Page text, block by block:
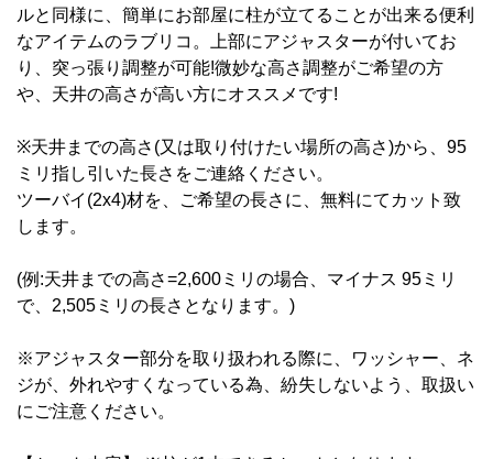
ルと同様に、簡単にお部屋に柱が立てることが出来る便利
なアイテムのラブリコ。上部にアジャスターが付いてお
り、突っ張り調整が可能!微妙な高さ調整がご希望の方
や、天井の高さが高い方にオススメです!
※天井までの高さ(又は取り付けたい場所の高さ)から、95
ミリ指し引いた長さをご連絡ください。
ツーバイ(2x4)材を、ご希望の長さに、無料にてカット致
します。
(例:天井までの高さ=2,600ミリの場合、マイナス 95ミリ
で、2,505ミリの長さとなります。)
※アジャスター部分を取り扱われる際に、ワッシャー、ネ
ジが、外れやすくなっている為、紛失しないよう、取扱い
にご注意ください。